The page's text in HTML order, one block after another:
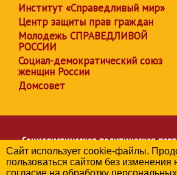
Институт «Справедливый мир»
Центр защиты прав граждан
Молодежь СПРАВЕДЛИВОЙ
РОССИИ
Социал-демократический союз
женщин России
Домсовет
Социалистическая политическая
РОССИЯ
Региональное отделение партии в
Сайт использует cookie-файлы.
пользоваться сайтом без изменения
согласие на обработку